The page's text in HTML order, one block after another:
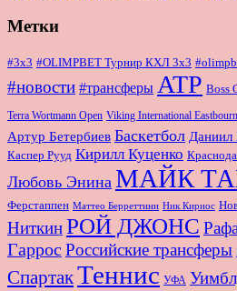
Метки
#3x3 #OLIMPBET Турнир КХЛ 3x3
#новости #трансферы ATP Boss
Terra Wortmann Open Viking International
Артур Бетербиев Баскетбол Даниил
Каспер Рууд Кирилл Куценко
Любовь Энина МАЙК
Ферстаппен Маттео Берреттини Ник Кириос
НиткинРОЙ ДЖОНС
Гаррос Российские трансферы
СпартакТеннис УФА